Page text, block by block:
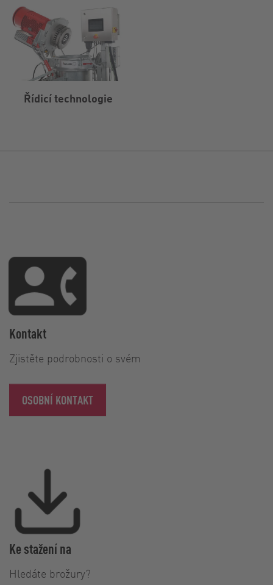
Řídicí technologie
Kontakt
Zjistěte podrobnosti o svém
OSOBNÍ KONTAKT
Ke stažení na
Hledáte brožury?